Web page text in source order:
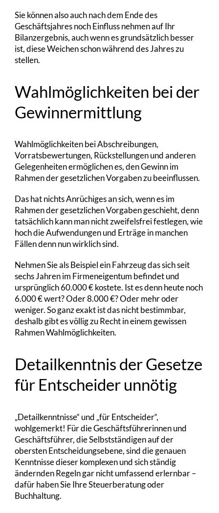
Sie können also auch nach dem Ende des
Geschäftsjahres noch Einfluss nehmen auf Ihr
Bilanzergebnis, auch wenn es grundsätzlich besser
ist, diese Weichen schon während des Jahres zu
stellen.
Wahlmöglichkeiten bei der
Gewinnermittlung
Wahlmöglichkeiten bei Abschreibungen,
Vorratsbewertungen, Rückstellungen und anderen
Gelegenheiten ermöglichen es, den Gewinn im
Rahmen der gesetzlichen Vorgaben zu beeinflussen.
Das hat nichts Anrüchiges an sich, wenn es im
Rahmen der gesetzlichen Vorgaben geschieht, denn
tatsächlich kann man nicht zweifelsfrei festlegen, wie
hoch die Aufwendungen und Erträge in manchen
Fällen denn nun wirklich sind.
Nehmen Sie als Beispiel ein Fahrzeug das sich seit
sechs Jahren im Firmeneigentum befindet und
ursprünglich 60.000 € kostete. Ist es denn heute noch
6.000 € wert? Oder 8.000 €? Oder mehr oder
weniger. So ganz exakt ist das nicht bestimmbar,
deshalb gibt es völlig zu Recht in einem gewissen
Rahmen Wahlmöglichkeiten.
Detailkenntnis der Gesetze
für Entscheider unnötig
„Detailkenntnisse“ und „für Entscheider“,
wohlgemerkt! Für die Geschäftsführerinnen und
Geschäftsführer, die Selbstständigen auf der
obersten Entscheidungsebene, sind die genauen
Kenntnisse dieser komplexen und sich ständig
ändernden Regeln gar nicht umfassend erlernbar –
dafür haben Sie Ihre Steuerberatung oder
Buchhaltung.